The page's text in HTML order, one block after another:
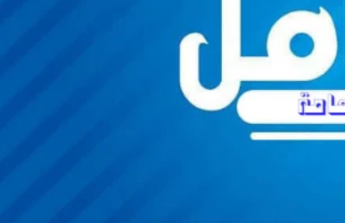
نهاية الفصل الأول في اللغة العربية للصف التاسع